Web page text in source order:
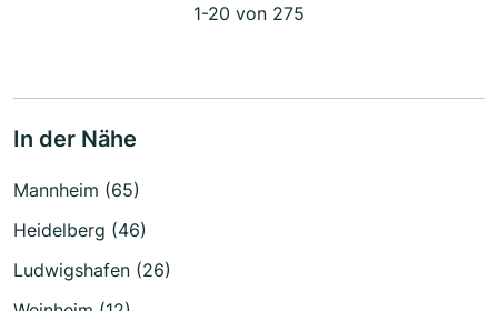
1-20 von 275
In der Nähe
Mannheim (65)
Heidelberg (46)
Ludwigshafen (26)